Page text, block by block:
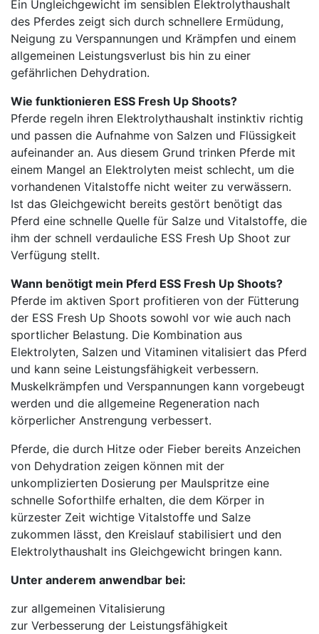
Ein Ungleichgewicht im sensiblen Elektrolythaushalt
des Pferdes zeigt sich durch schnellere Ermüdung,
Neigung zu Verspannungen und Krämpfen und einem
allgemeinen Leistungsverlust bis hin zu einer
gefährlichen Dehydration.
Wie funktionieren ESS Fresh Up Shoots?
Pferde regeln ihren Elektrolythaushalt instinktiv richtig
und passen die Aufnahme von Salzen und Flüssigkeit
aufeinander an. Aus diesem Grund trinken Pferde mit
einem Mangel an Elektrolyten meist schlecht, um die
vorhandenen Vitalstoffe nicht weiter zu verwässern.
Ist das Gleichgewicht bereits gestört benötigt das
Pferd eine schnelle Quelle für Salze und Vitalstoffe, die
ihm der schnell verdauliche ESS Fresh Up Shoot zur
Verfügung stellt.
Wann benötigt mein Pferd ESS Fresh Up Shoots?
Pferde im aktiven Sport profitieren von der Fütterung
der ESS Fresh Up Shoots sowohl vor wie auch nach
sportlicher Belastung. Die Kombination aus
Elektrolyten, Salzen und Vitaminen vitalisiert das Pferd
und kann seine Leistungsfähigkeit verbessern.
Muskelkrämpfen und Verspannungen kann vorgebeugt
werden und die allgemeine Regeneration nach
körperlicher Anstrengung verbessert.
Pferde, die durch Hitze oder Fieber bereits Anzeichen
von Dehydration zeigen können mit der
unkomplizierten Dosierung per Maulspritze eine
schnelle Soforthilfe erhalten, die dem Körper in
kürzester Zeit wichtige Vitalstoffe und Salze
zukommen lässt, den Kreislauf stabilisiert und den
Elektrolythaushalt ins Gleichgewicht bringen kann.
Unter anderem anwendbar bei:
zur allgemeinen Vitalisierung
zur Verbesserung der Leistungsfähigkeit